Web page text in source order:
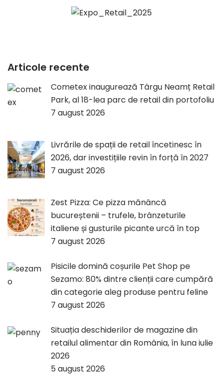
Articole recente
Cometex inaugurează Târgu Neamț Retail
Park, al 18-lea parc de retail din portofoliu
7 august 2026
Livrările de spații de retail încetinesc în
2026, dar investițiile revin în forță în 2027
7 august 2026
Zest Pizza: Ce pizza mănâncă
bucureștenii – trufele, brânzeturile
italiene și gusturile picante urcă în top
7 august 2026
Pisicile domină coșurile Pet Shop pe
Sezamo: 80% dintre clienții care cumpără
din categorie aleg produse pentru feline
7 august 2026
Situația deschiderilor de magazine din
retailul alimentar din România, în luna iulie
2026
5 august 2026